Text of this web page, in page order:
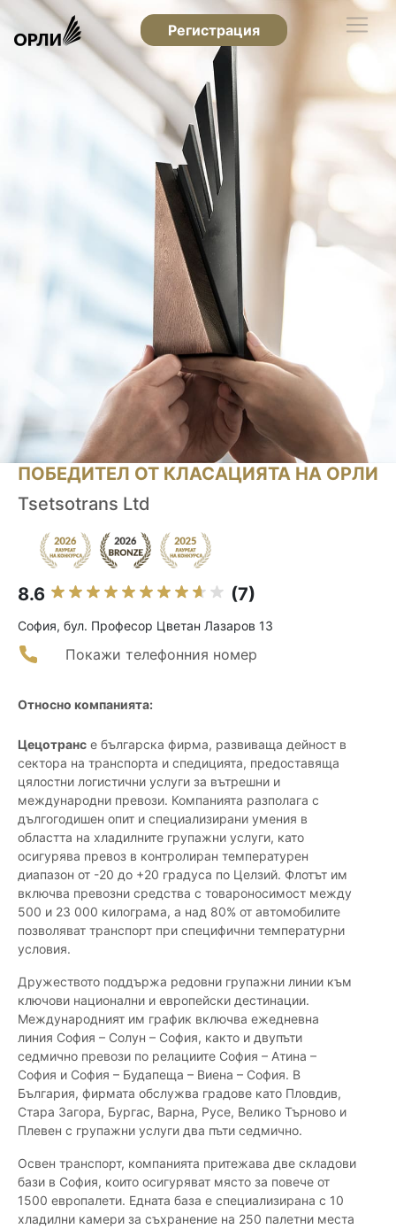
Регистрация
ПОБЕДИТЕЛ ОТ КЛАСАЦИЯТА НА ОРЛИ
Tsetsotrans Ltd
8.6 (7)
София, бул. Професор Цветан Лазаров 13
Покажи телефонния номер
Относно компанията:
Цецотранс е българска фирма, развиваща дейност в
сектора на транспорта и спедицията, предоставяща
цялостни логистични услуги за вътрешни и
международни превози. Компанията разполага с
дългогодишен опит и специализирани умения в
областта на хладилните групажни услуги, като
осигурява превоз в контролиран температурен
диапазон от -20 до +20 градуса по Целзий. Флотът им
включва превозни средства с товароносимост между
500 и 23 000 килограма, а над 80% от автомобилите
позволяват транспорт при специфични температурни
условия.
Дружеството поддържа редовни групажни линии към
ключови национални и европейски дестинации.
Международният им график включва ежедневна
линия София – Солун – София, както и двупъти
седмично превози по релациите София – Атина –
София и София – Будапеща – Виена – София. В
България, фирмата обслужва градове като Пловдив,
Стара Загора, Бургас, Варна, Русе, Велико Търново и
Плевен с групажни услуги два пъти седмично.
Освен транспорт, компанията притежава две складови
бази в София, които осигуряват място за повече от
1500 европалети. Едната база е специализирана с 10
хладилни камери за съхранение на 250 палетни места